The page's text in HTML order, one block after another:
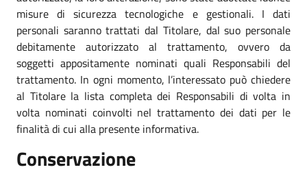
misure di sicurezza tecnologiche e gestionali. I dati
personali saranno trattati dal Titolare, dal suo personale
debitamente autorizzato al trattamento, ovvero da
soggetti appositamente nominati quali Responsabili del
trattamento. In ogni momento, l’interessato può chiedere
al Titolare la lista completa dei Responsabili di volta in
volta nominati coinvolti nel trattamento dei dati per le
finalità di cui alla presente informativa.
Conservazione